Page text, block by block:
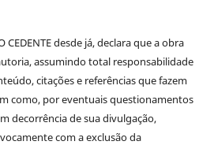
CEDENTE desde já, declara que a obra
assumindo total responsabilidade
citações e referências que fazem
como, por eventuais questionamentos
decorrência de sua divulgação,
com a exclusão da